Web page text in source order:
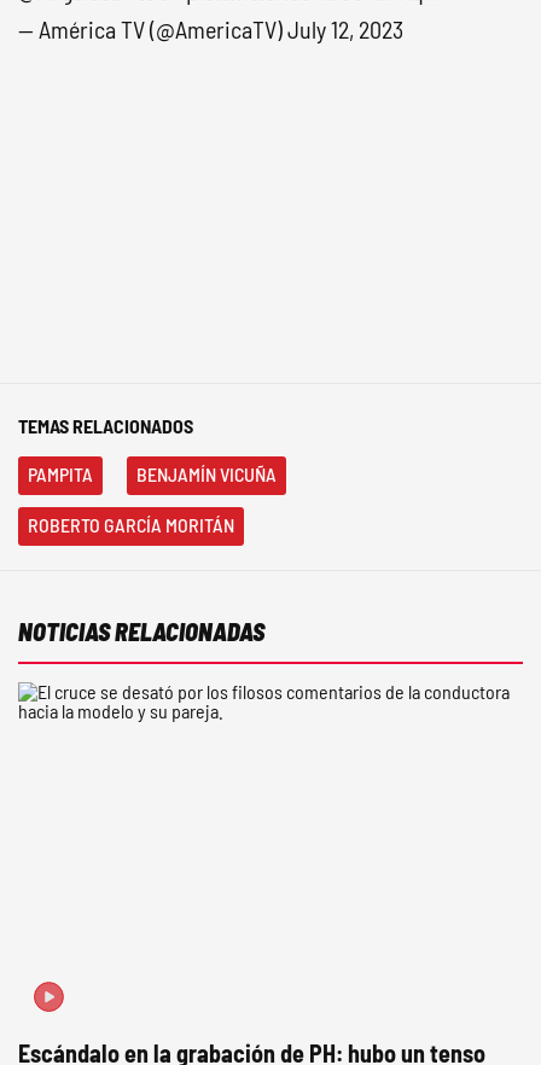
— América TV (@AmericaTV)July 12, 2023
TEMAS RELACIONADOS
PAMPITA BENJAMÍN VICUÑA
ROBERTO GARCÍA MORITÁN
NOTICIAS RELACIONADAS
Escándalo en la grabación de PH: hubo un tenso